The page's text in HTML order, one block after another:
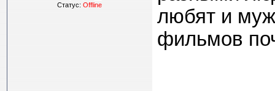
Статус:Offline
любят и
фильмов